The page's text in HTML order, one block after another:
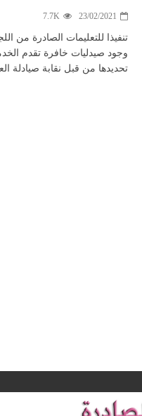
23/02/2021
7.7K
تنفيذا للتعليمات الصادرة من
وجود صيدليات خافرة تقدم
تحديدها من قبل نقابة صيادلة